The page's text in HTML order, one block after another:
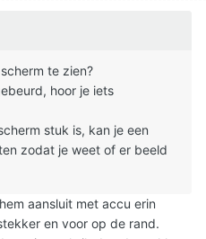
te zien?
hoor je iets
stuk is, kan je een
zodat je weet of er beeld
aansluit met accu erin
en voor op de rand.